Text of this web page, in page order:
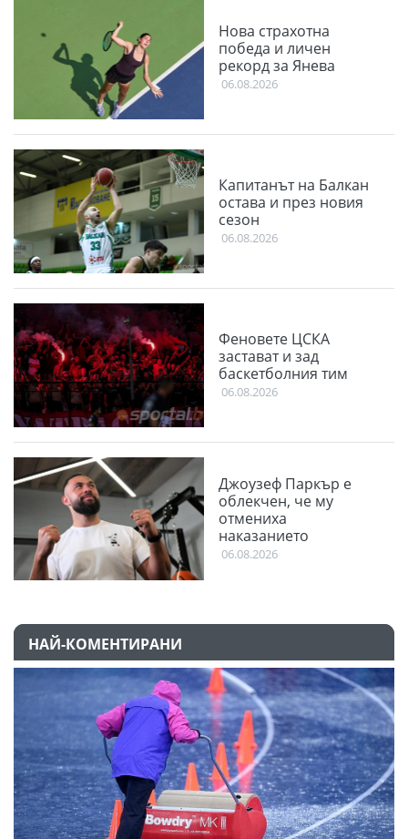
Нова страхотна
победа и личен
рекорд за Янева
06.08.2026
Капитанът на Балкан
остава и през новия
сезон
06.08.2026
Феновете ЦСКА
застават и зад
баскетболния тим
06.08.2026
Джоузеф Паркър е
облекчен, че му
отмениха
наказанието
06.08.2026
НАЙ-КОМЕНТИРАНИ